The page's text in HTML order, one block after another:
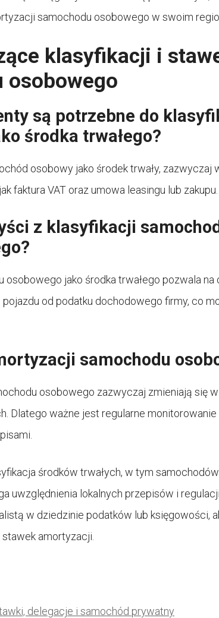
samochodu osobowego w swoim
klasyfikacji i
osobowego
są potrzebne do
środka trwałego?
osobowy jako środek trwały, zazwyczaj
faktura VAT oraz umowa leasingu lub zakupu.
z klasyfikacji
osobowego jako środka trwałego pozwala
od podatku dochodowego firmy, co
samochodu
osobowego zazwyczaj zmieniają się
Dlatego ważne jest regularne
środków trwałych, w tym
uwzględnienia lokalnych przepisów i
w dziedzinie podatków lub księgowości,
amortyzacji.
delegacje i samochód prywatny